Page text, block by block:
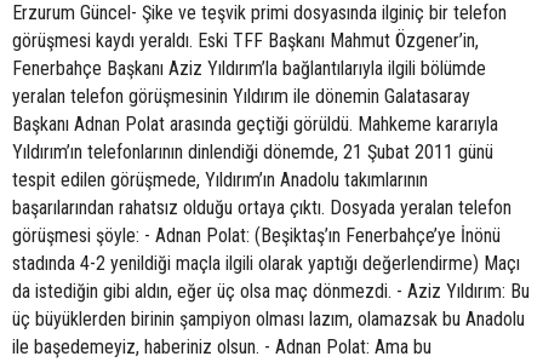
Erzurum Güncel- Şike ve teşvik primi dosyasında ilginiç bir telefon
görüşmesi kaydı yeraldı. Eski TFF Başkanı Mahmut Özgener’in,
Fenerbahçe Başkanı Aziz Yıldırım’la bağlantılarıyla ilgili bölümde
yeralan telefon görüşmesinin Yıldırım ile dönemin Galatasaray
Başkanı Adnan Polat arasında geçtiği görüldü. Mahkeme kararıyla
Yıldırım’ın telefonlarının dinlendiği dönemde, 21 Şubat 2011 günü
tespit edilen görüşmede, Yıldırım’ın Anadolu takımlarının
başarılarından rahatsız olduğu ortaya çıktı. Dosyada yeralan telefon
görüşmesi şöyle: - Adnan Polat: (Beşiktaş’ın Fenerbahçe’ye İnönü
stadında 4-2 yenildiği maçla ilgili olarak yaptığı değerlendirme) Maçı
da istediğin gibi aldın, eğer üç olsa maç dönmezdi. - Aziz Yıldırım: Bu
üç büyüklerden birinin şampiyon olması lazım, olamazsak bu Anadolu
ile başedemeyiz, haberiniz olsun. - Adnan Polat: Ama bu